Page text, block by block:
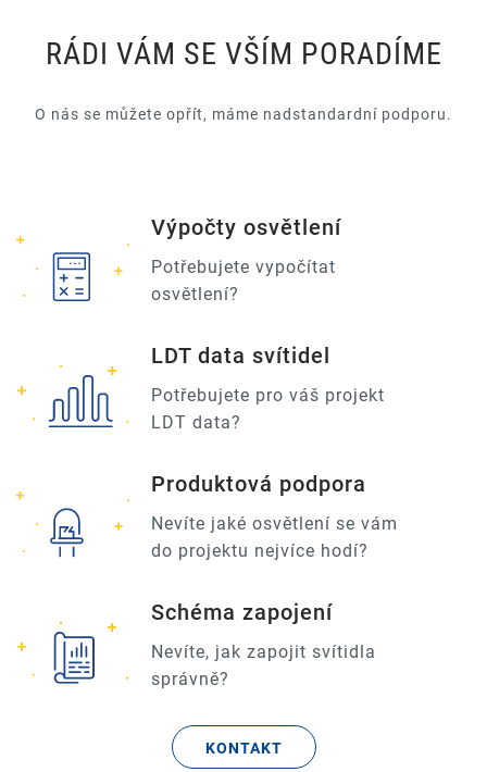
RÁDI VÁM SE VŠÍM PORADÍME
O nás se můžete opřít, máme nadstandardní podporu.
Výpočty osvětlení
Potřebujete vypočítat
osvětlení?
LDT data svítidel
Potřebujete pro váš projekt
LDT data?
Produktová podpora
Nevíte jaké osvětlení se vám
do projektu nejvíce hodí?
Schéma zapojení
Nevíte, jak zapojit svítidla
správně?
KONTAKT